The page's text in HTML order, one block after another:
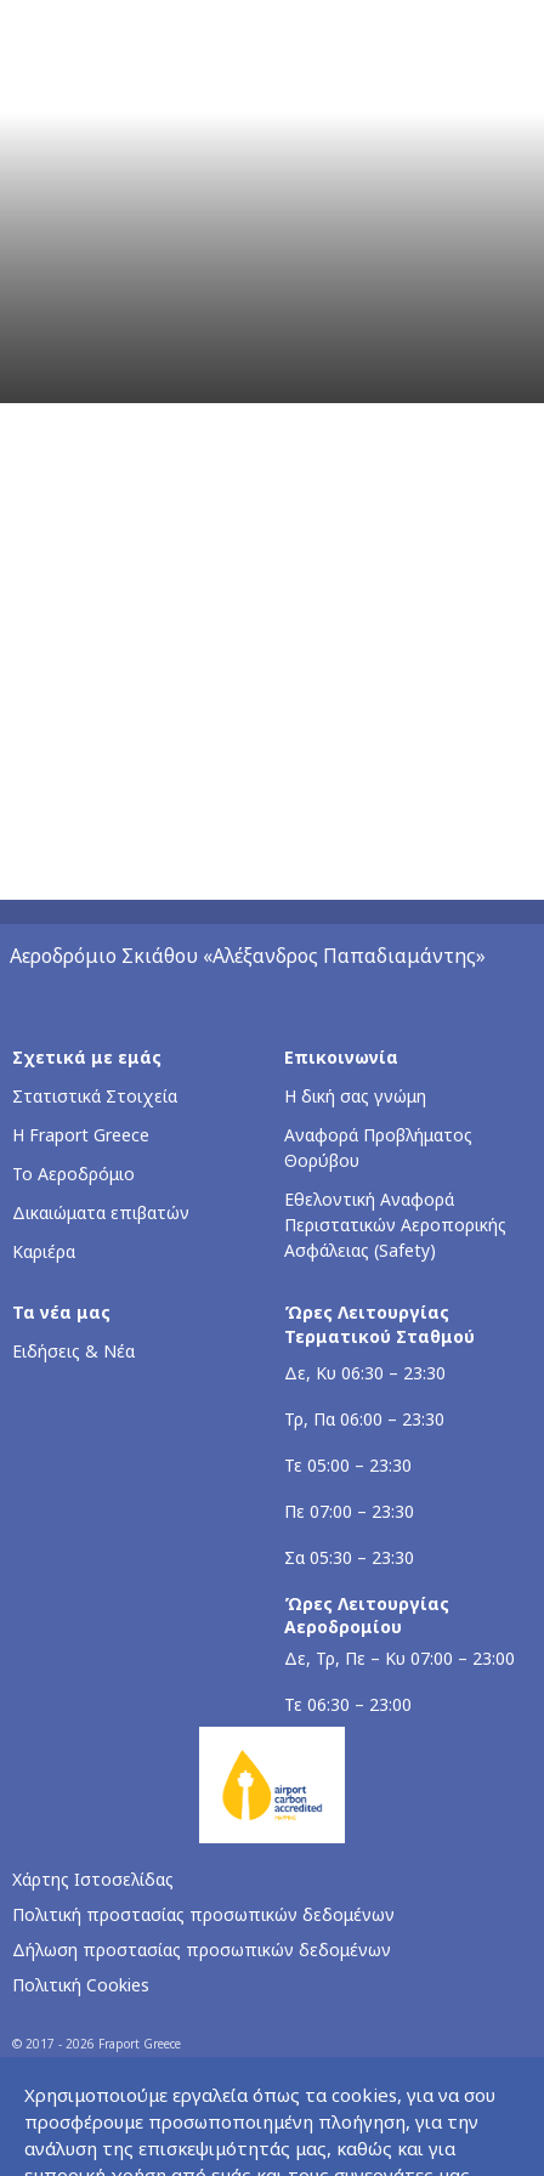
Αεροδρόμιο Σκιάθου «Αλέξανδρος Παπαδιαμάντης»
Σχετικά με εμάς
Στατιστικά Στοιχεία
Η Fraport Greece
Το Αεροδρόμιο
Δικαιώματα επιβατών
Καριέρα
Επικοινωνία
Η δική σας γνώμη
Αναφορά Προβλήματος
Θορύβου
Εθελοντική Αναφορά
Περιστατικών Αεροπορικής
Ασφάλειας (Safety)
Τα νέα μας
Ειδήσεις & Νέα
Ώρες Λειτουργίας
Τερματικού Σταθμού
Δε, Κυ 06:30 – 23:30
Τρ, Πα 06:00 – 23:30
Τε 05:00 – 23:30
Πε 07:00 – 23:30
Σα 05:30 – 23:30
Ώρες Λειτουργίας
Αεροδρομίου
Δε, Τρ, Πε – Κυ 07:00 – 23:00
Τε 06:30 – 23:00
Χάρτης Ιστοσελίδας
Πολιτική προστασίας προσωπικών δεδομένων
Δήλωση προστασίας προσωπικών δεδομένων
Πολιτική Cookies
© 2017 - 2026 Fraport Greece
Χρησιμοποιούμε εργαλεία όπως τα cookies, για να σου
προσφέρουμε προσωποποιημένη πλοήγηση, για την
ανάλυση της επισκεψιμότητάς μας, καθώς και για